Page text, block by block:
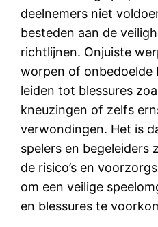
deelnemers niet
besteden aan de
richtlijnen. Onjuiste
worpen of onbedoelde
leiden tot blessures
kneuzingen of zelfs
verwondingen. Het is
spelers en begeleiders
de risico’s en
om een veilige
en blessures te